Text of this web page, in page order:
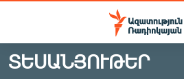
Մատչելիության
Անցնել
հիմնական
ԱԶԱՏՈՒԹՅՈՒՆ TV
ՏԵՍԱՆՅՈՒԹԵՐ